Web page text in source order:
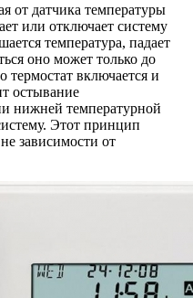
от датчика температуры
или отключает систему
температура, падает
оно может только до
термостат включается и
остывание
нижней температурной
Этот принцип
зависимости от